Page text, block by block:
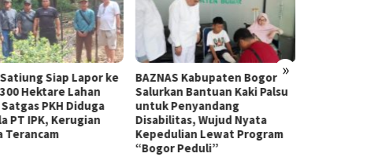
»
Siap Lapor ke
Hektare Lahan
PKH Diduga
IPK, Kerugian
BAZNAS Kabupaten Bogor
Salurkan Bantuan Kaki Palsu
untuk Penyandang
Disabilitas, Wujud Nyata
Kepedulian Lewat Program
“Bogor Peduli”
KUA Bogor